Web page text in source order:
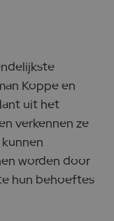
Koppe en
uit het
verkennen ze
worden door
hun behoeftes